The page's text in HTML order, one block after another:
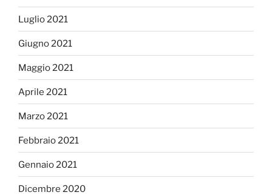
Luglio 2021
Giugno 2021
Maggio 2021
Aprile 2021
Marzo 2021
Febbraio 2021
Gennaio 2021
Dicembre 2020